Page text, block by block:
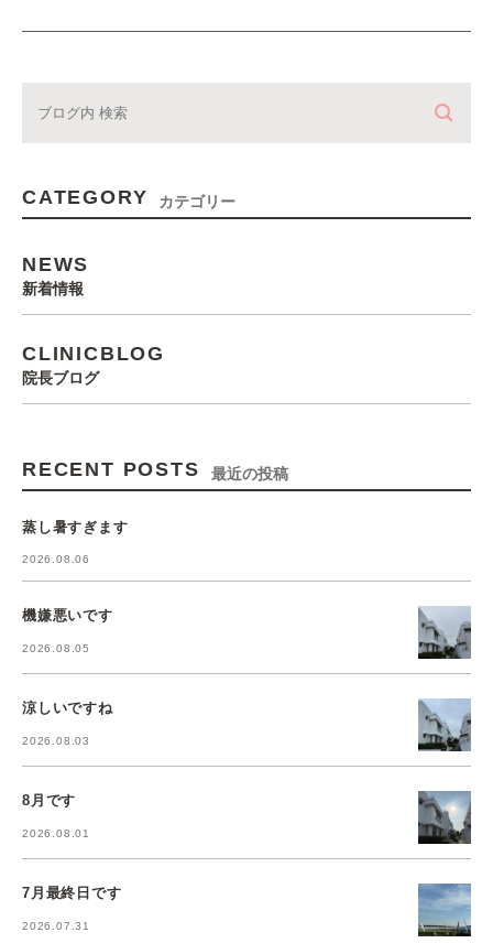
CATEGORY カテゴリー
NEWS
新着情報
CLINICBLOG
院長ブログ
RECENT POSTS 最近の投稿
蒸し暑すぎます
2026.08.06
機嫌悪いです
2026.08.05
涼しいですね
2026.08.03
8月です
2026.08.01
7月最終日です
2026.07.31